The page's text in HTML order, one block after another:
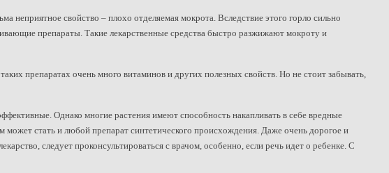
свойство – плохо отделяемая мокрота. Вследствие этого горло сильно
препараты. Такие лекарственные средства быстро разжижают мокроту и
препаратах очень много витаминов и других полезных свойств. Но не стоит забывать,
Однако многие растения имеют способность накапливать в себе вредные
стать и любой препарат синтетического происхождения. Даже очень дорогое и
следует проконсультироваться с врачом, особенно, если речь идет о ребенке. С